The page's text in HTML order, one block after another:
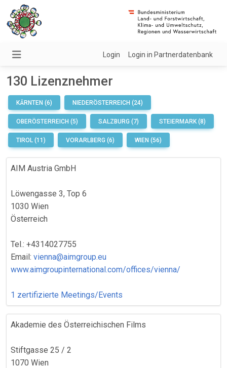
Login Login in Partnerdatenbank
130 Lizenznehmer
KÄRNTEN (6) NIEDERÖSTERREICH (24)
OBERÖSTERREICH (5) SALZBURG (7) STEIERMARK (8)
TIROL (11) VORARLBERG (6) WIEN (56)
AIM Austria GmbH
Löwengasse 3, Top 6
1030 Wien
Österreich
Tel.: +4314027755
Email: vienna@aimgroup.eu
www.aimgroupinternational.com/offices/vienna/
1 zertifizierte Meetings/Events
Akademie des Österreichischen Films
Stiftgasse 25 / 2
1070 Wien